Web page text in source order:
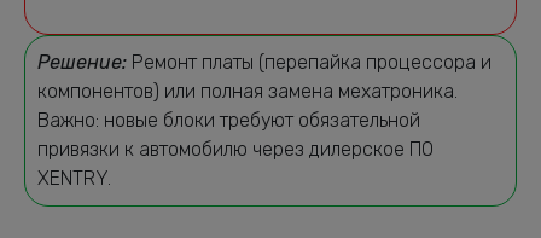
Решение: Ремонт платы (перепайка процессора и
компонентов) или полная замена мехатроника.
Важно: новые блоки требуют обязательной
привязки к автомобилю через дилерское ПО
XENTRY.